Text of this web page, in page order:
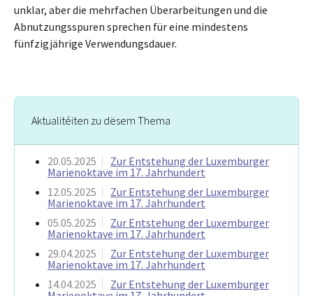
unklar, aber die mehrfachen Überarbeitungen und die
Abnutzungsspuren sprechen für eine mindestens
fünfzigjährige Verwendungsdauer.
Aktualitéiten zu dësem Thema
20.05.2025
Zur Entstehung der Luxemburger
Marienoktave im 17. Jahrhundert
12.05.2025
Zur Entstehung der Luxemburger
Marienoktave im 17. Jahrhundert
05.05.2025
Zur Entstehung der Luxemburger
Marienoktave im 17. Jahrhundert
29.04.2025
Zur Entstehung der Luxemburger
Marienoktave im 17. Jahrhundert
14.04.2025
Zur Entstehung der Luxemburger